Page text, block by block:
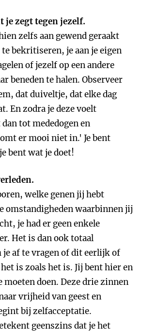
je zegt tegen jezelf.
zelfs aan gewend geraakt
bekritiseren, je aan je eigen
of jezelf op een andere
beneden te halen. Observeer
dat duiveltje, dat elke dag
En zodra je deze voelt
tot mededogen en
er mooi niet in.' Je bent
bent wat je doet!
welke genen jij hebt
omstandigheden waarbinnen jij
je had er geen enkele
Het is dan ook totaal
af te vragen of dit eerlijk of
is zoals het is. Jij bent hier en
moeten doen. Deze drie zinnen
vrijheid van geest en
bij zelfacceptatie.
geenszins dat je het